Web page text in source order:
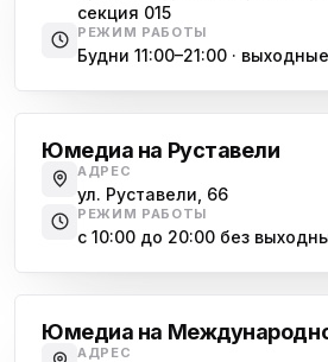
секция 015
РЕЖИМ РАБОТЫ
Будни 11:00–21:00 ·
Юмедиа на Руставели
АДРЕС
ул. Руставели, 66
РЕЖИМ РАБОТЫ
с 10:00 до 20:00 без
Юмедиа на
АДРЕС